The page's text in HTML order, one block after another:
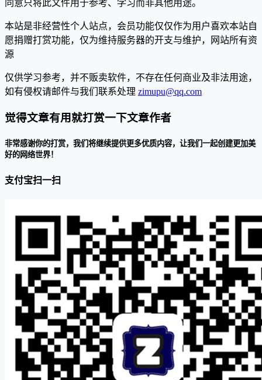
同意只将此文件用于参考、学习而非其他用途。
本站是非经营性个人站点，会员功能仅仅作为用户喜欢本站自
愿捐赠打赏功能，仅为维持服务器的开支与维护，网站所有资
源
仅供学习参考，并不贩卖软件，不存在任何商业及非法用途，
如有侵权请邮件与我们联系处理 zimupu@qq.com
觉得文章有用就打赏一下文章作者
非常感谢你的打赏，我们将继续提供更多优质内容，让我们一起创建更加美
好的网络世界！
支付宝扫一扫